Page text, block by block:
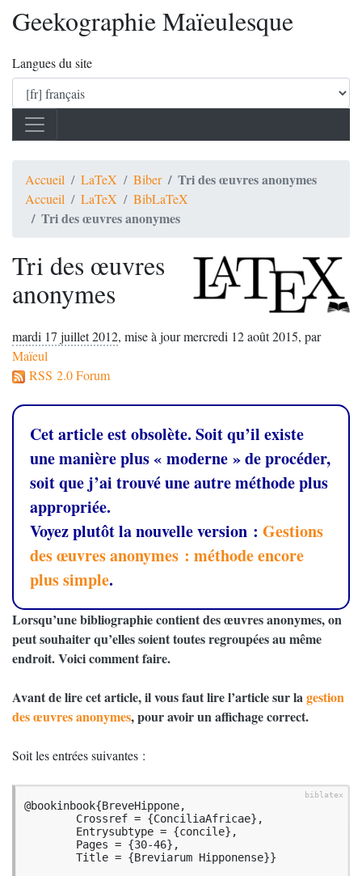
Geekographie Maïeulesque
Langues du site
Accueil LaTeX Biber Tri des œuvres anonymes
Accueil LaTeX BibLaTeX
Tri des œuvres anonymes
Tri des œuvres
anonymes
mardi 17 juillet 2012, mise à jour mercredi 12 août 2015, par
Maïeul
RSS 2.0 Forum
Cet article est obsolète. Soit qu’il existe
une manière plus « moderne » de procéder,
soit que j’ai trouvé une autre méthode plus
appropriée.
Voyez plutôt la nouvelle version : Gestions
des œuvres anonymes : méthode encore
plus simple.
Lorsqu’une bibliographie contient des œuvres anonymes, on
peut souhaiter qu’elles soient toutes regroupées au même
endroit. Voici comment faire.
Avant de lire cet article, il vous faut lire l’article sur lagestion
des œuvres anonymes, pour avoir un affichage correct.
Soit les entrées suivantes :
@bookinbook{BreveHippone,
Crossref = {ConciliaAfricae},
Entrysubtype = {concile},
Pages = {30-46},
Title = {Breviarum Hipponense}}